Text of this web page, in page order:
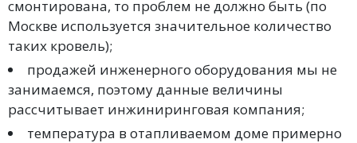
смонтирована, то проблем не должно быть (по
Москве используется значительное количество
таких кровель);
продажей инженерного оборудования мы не
занимаемся, поэтому данные величины
рассчитывает инжиниринговая компания;
температура в отапливаемом доме примерно